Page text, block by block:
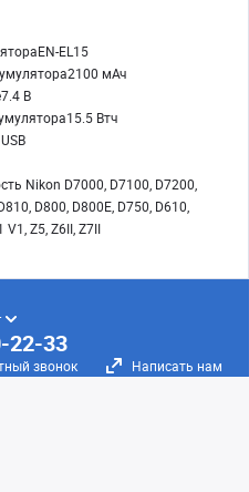
EL15
мАч
В
Втч
Nikon D7000, D7100, D7200,
D800, D800E, D750, D610,
V1, Z5, Z6II, Z7II
22-33
звонок Написать нам